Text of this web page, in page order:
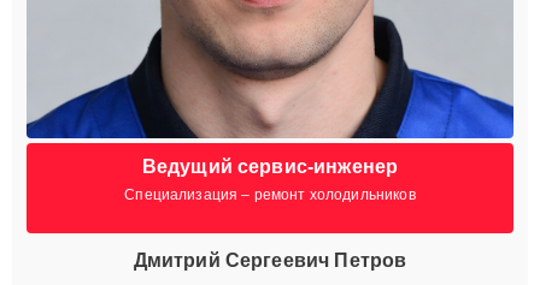
Ведущий сервис-инженер
Специализация – ремонт холодильников
Дмитрий Сергеевич Петров